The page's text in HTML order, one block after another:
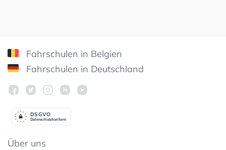
Fahrschulen in Belgien
Fahrschulen in Deutschland
Datenschutzkonform
DSGVO
Über uns